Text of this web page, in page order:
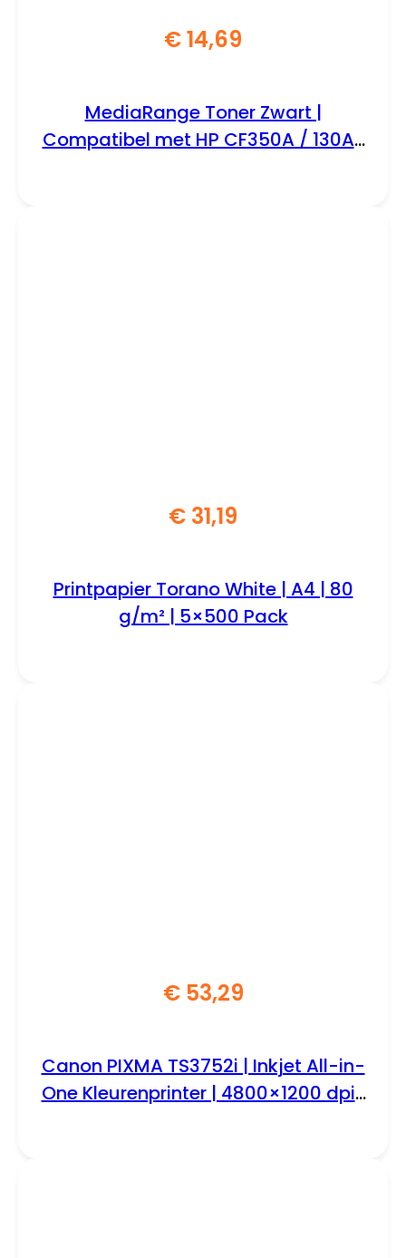
€14,69
MediaRange Toner Zwart |
Compatibel met HP CF350A / 130A |
€ 31,19
Printpapier Torano White | A4 | 80
g/m² | 5×500 Pack
€53,29
Canon PIXMA TS3752i | Inkjet All-in-
One Kleurenprinter | 4800×1200 dpi |